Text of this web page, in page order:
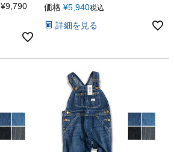
¥9,790
価格 ¥5,940税込
詳細を見る